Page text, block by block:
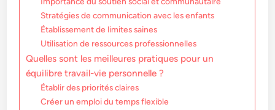
Stratégies de communication avec les enfants
Établissement de limites saines
Utilisation de ressources professionnelles
Quelles sont les meilleures pratiques pour un
équilibre travail-vie personnelle ?
Établir des priorités claires
Créer un emploi du temps flexible